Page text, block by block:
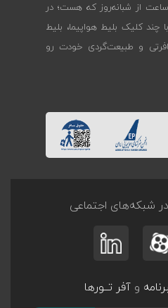
از شبانه‌روز که هست؛ در
کلیک بلیط هواپیما، بلیط
و طبیعت‌گردی خودت رو
شبکه‌های اجتماعی
وآفر تــورها